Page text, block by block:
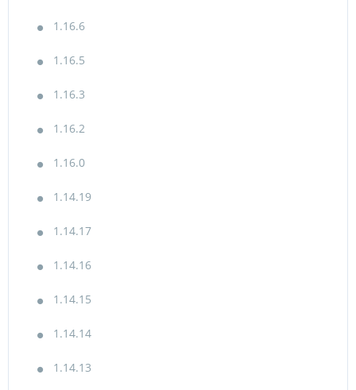
1.16.6
1.16.5
1.16.3
1.16.2
1.16.0
1.14.19
1.14.17
1.14.16
1.14.15
1.14.14
1.14.13